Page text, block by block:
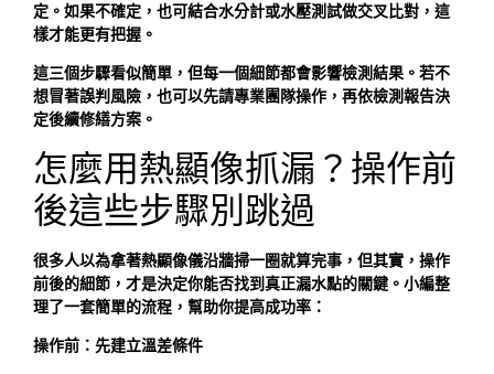
定。如果不確定，也可結合水分計或水壓測試做交叉比對，這
樣才能更有把握。
這三個步驟看似簡單，但每一個細節都會影響檢測結果。若不
想冒著誤判風險，也可以先請專業團隊操作，再依檢測報告決
定後續修繕方案。
怎麼用熱顯像抓漏？操作前
後這些步驟別跳過
很多人以為拿著熱顯像儀沿牆掃一圈就算完事，但其實，操作
前後的細節，才是決定你能否找到真正漏水點的關鍵。小編整
理了一套簡單的流程，幫助你提高成功率：
操作前：先建立溫差條件